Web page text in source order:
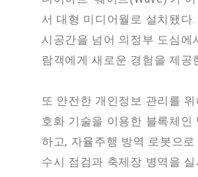
서 대형 미디어월로 설치됐다
시공간을 넘어 의정부 도심에
람객에게 새로운 경험을 제공
또 안전한 개인정보 관리를
호화 기술을 이용한 블록체인
하고, 자율주행 방역 로봇으로
수시 점검과 축제장 병역을 실